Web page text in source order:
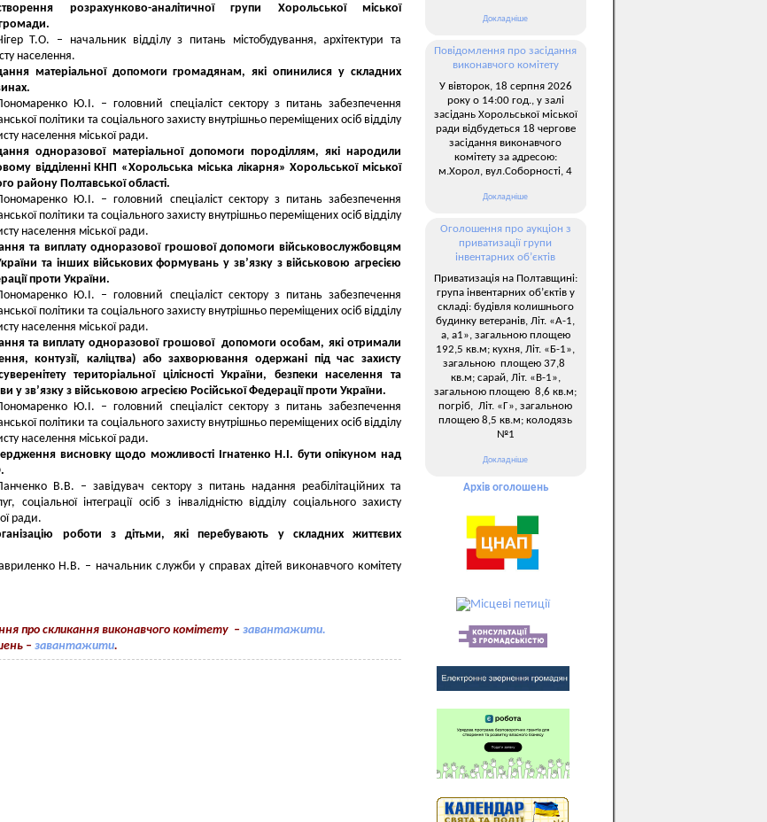
розрахунково-аналітичної групи Хорольської міської
Т.О. – начальник відділу з питань містобудування, архітектури та
населення.
матеріальної допомоги громадянам, які опинилися у складних
Ю.І. – головний спеціаліст сектору з питань забезпечення
політики та соціального захисту внутрішньо переміщених осіб відділу
населення міської ради.
одноразової матеріальної допомоги породіллям, які народили
відділенні КНП «Хорольська міська лікарня» Хорольської міської
району Полтавської області.
Ю.І. – головний спеціаліст сектору з питань забезпечення
політики та соціального захисту внутрішньо переміщених осіб відділу
населення міської ради.
та виплату одноразової грошової допомоги військовослужбовцям
та інших військових формувань у зв’язку з військовою агресією
проти України.
Ю.І. – головний спеціаліст сектору з питань забезпечення
політики та соціального захисту внутрішньо переміщених осіб відділу
населення міської ради.
та виплату одноразової грошової допомоги особам, які отримали
контузії, каліцтва) або захворювання одержані під час захисту
територіальної цілісності України, безпеки населення та
у зв’язку з військовою агресією Російської Федерації проти України.
Ю.І. – головний спеціаліст сектору з питань забезпечення
політики та соціального захисту внутрішньо переміщених осіб відділу
населення міської ради.
висновку щодо можливості Ігнатенко Н.І. бути опікуном над
В.В. – завідувач сектору з питань надання реабілітаційних та
соціальної інтеграції осіб з інвалідністю відділу соціального захисту
ради.
роботи з дітьми, які перебувають у складних життєвих
Н.В. – начальник служби у справах дітей виконавчого комітету
про скликання виконавчого комітету – завантажити.
– завантажити.
Докладніше
Повідомлення про засідання
виконавчого комітету
У вівторок, 18 серпня 2026
року о 14:00 год., у залі
засідань Хорольської міської
ради відбудеться 18 чергове
засідання виконавчого
комітету за адресою:
м.Хорол, вул.Соборності, 4
Докладніше
Оголошення про аукціон з
приватизації групи
інвентарних об’єктів
Приватизація на Полтавщині:
група інвентарних об’єктів у
складі: будівля колишнього
будинку ветеранів, Літ. «А-1,
а, а1», загальною площею
192,5 кв.м; кухня, Літ. «Б-1»,
загальною площею 37,8
кв.м; сарай, Літ. «В-1»,
загальною площею 8,6 кв.м;
погріб, Літ. «Г», загальною
площею 8,5 кв.м; колодязь
№1
Докладніше
Архів оголошень